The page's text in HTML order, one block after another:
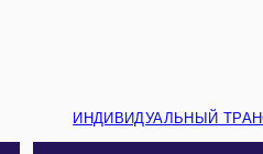
ИНДИВИДУАЛЬНЫЙ